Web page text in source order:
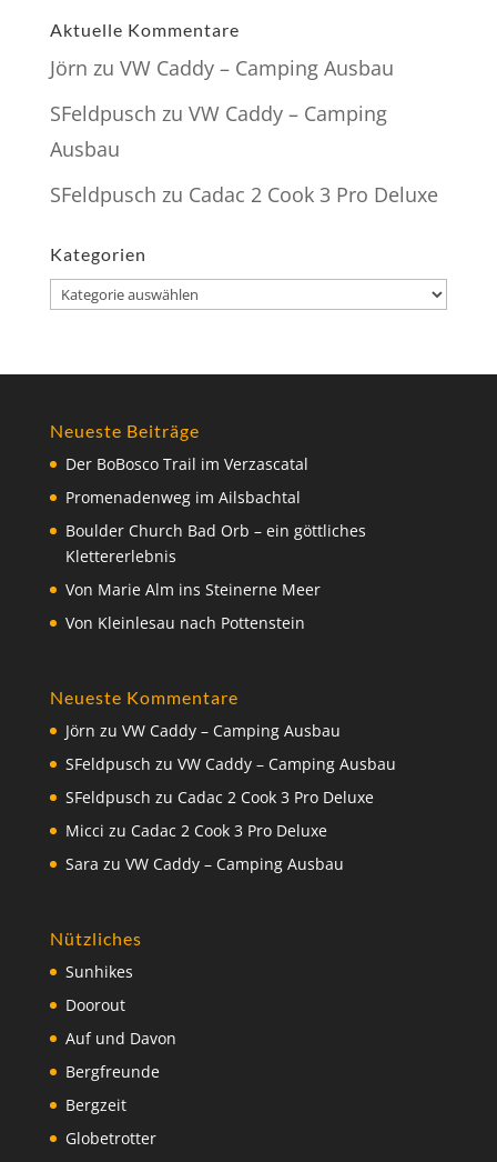
Aktuelle Kommentare
Jörn zu VW Caddy – Camping Ausbau
SFeldpusch zu VW Caddy – Camping
Ausbau
SFeldpusch zu Cadac 2 Cook 3 Pro Deluxe
Kategorien
Kategorien
Neueste Beiträge
Der BoBosco Trail im Verzascatal
Promenadenweg im Ailsbachtal
Boulder Church Bad Orb – ein göttliches
Klettererlebnis
Von Marie Alm ins Steinerne Meer
Von Kleinlesau nach Pottenstein
Neueste Kommentare
Jörn zu VW Caddy – Camping Ausbau
SFeldpusch zu VW Caddy – Camping Ausbau
SFeldpusch zu Cadac 2 Cook 3 Pro Deluxe
Micci zu Cadac 2 Cook 3 Pro Deluxe
Sara zu VW Caddy – Camping Ausbau
Nützliches
Sunhikes
Doorout
Auf und Davon
Bergfreunde
Bergzeit
Globetrotter